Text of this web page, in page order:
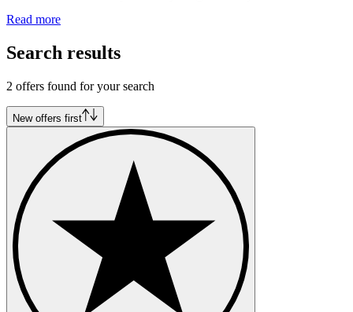
Read more
Search results
2 offers found for your search
New offers first